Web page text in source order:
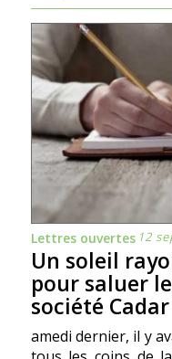
Lettres ouvertes 12
Un soleil
pour saluer
société Cadar
amedi dernier, il y